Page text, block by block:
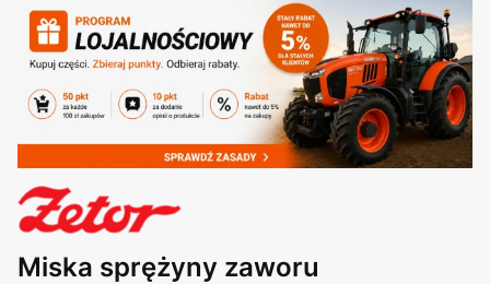
Miska sprężyny zaworu